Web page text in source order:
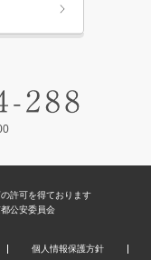
許可を得ております
公安委員会
個人情報保護方針